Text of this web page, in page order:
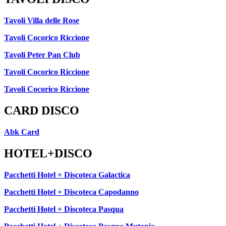
Tavoli Villa delle Rose
Tavoli Cocorico Riccione
Tavoli Peter Pan Club
Tavoli Cocorico Riccione
Tavoli Cocorico Riccione
CARD DISCO
Abk Card
HOTEL+DISCO
Pacchetti Hotel + Discoteca Galactica
Pacchetti Hotel + Discoteca Capodanno
Pacchetti Hotel + Discoteca Pasqua